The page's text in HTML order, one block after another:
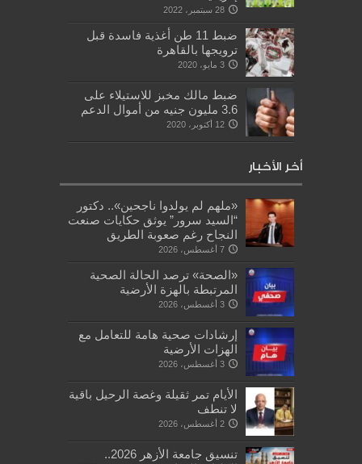
28 سبتمبر، 2022
ضبط 11 طن أغذية فاسدة قبل
ترويجها بالقاهرة
3 مايو، 2020
ضبط مالك مخبز للاستيلاء على
3.6 مليون جنيه من أموال الدعم
12 أكتوبر، 2020
أخر الأخبار
«ملهم لم يولدوا ناجحين».. دكتور
“السيد سرور” يوثق حكايات صنعت
النجاح رغم صعوبة الطريق
7 أغسطس، 2026
«الصحة» ترصد الحالة الصحية
المرتبطة بالهزة الأرضية
3 أغسطس، 2026
إرشادات صحية هامة للتعامل مع
الهزات الأرضية
3 أغسطس، 2026
الأيام تمر ثقيلة وغصة الرحيل باقية
لا تنطف
2 أغسطس، 2026
تنسيق جامعة الأزهر 2026..